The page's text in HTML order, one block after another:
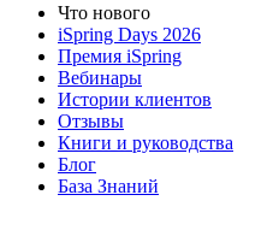
Что нового
iSpring Days 2026
Премия iSpring
Вебинары
Истории клиентов
Отзывы
Книги и руководства
Блог
База Знаний